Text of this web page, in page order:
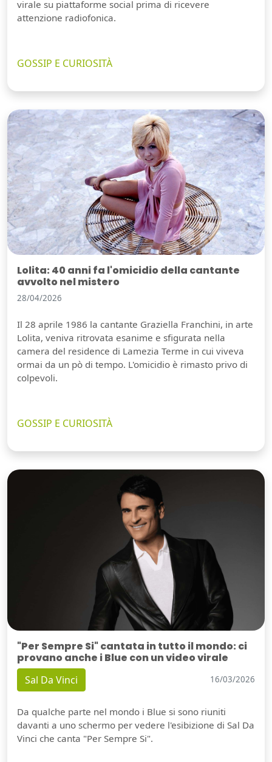
virale su piattaforme social prima di ricevere
attenzione radiofonica.
GOSSIP E CURIOSITÀ
Lolita: 40 anni fa l'omicidio della cantante
avvolto nel mistero
28/04/2026
Il 28 aprile 1986 la cantante Graziella Franchini, in arte
Lolita, veniva ritrovata esanime e sfigurata nella
camera del residence di Lamezia Terme in cui viveva
ormai da un pò di tempo. L'omicidio è rimasto privo di
colpevoli.
GOSSIP E CURIOSITÀ
"Per Sempre Si" cantata in tutto il mondo: ci
provano anche i Blue con un video virale
Sal Da Vinci 16/03/2026
Da qualche parte nel mondo i Blue si sono riuniti
davanti a uno schermo per vedere l'esibizione di Sal Da
Vinci che canta "Per Sempre Si".